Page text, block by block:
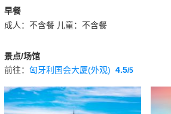
早餐
成人：不含餐 儿童：不含餐
景点/场馆
前往： 匈牙利国会大厦(外观) 4.5/5